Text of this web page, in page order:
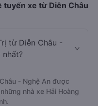
tuyến xe từ Diễn Châu
từ Diễn Châu -
- Nghệ An được
nhà xe Hải Hoàng